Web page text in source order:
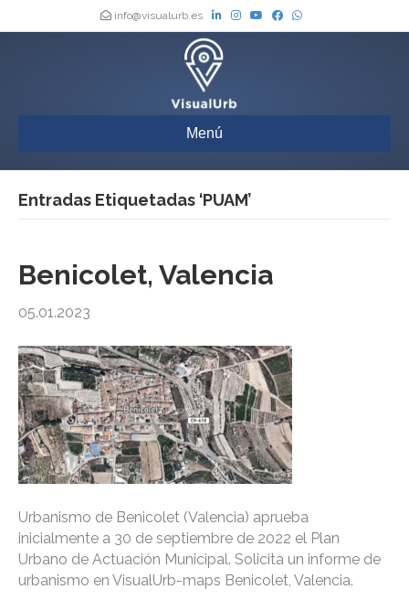
info@visualurb.es
Menú
Entradas Etiquetadas ‘PUAM’
Benicolet, Valencia
05.01.2023
Urbanismo de Benicolet (Valencia) aprueba
inicialmente a 30 de septiembre de 2022 el Plan
Urbano de Actuación Municipal. Solicita un informe de
urbanismo en VisualUrb-maps Benicolet, Valencia.